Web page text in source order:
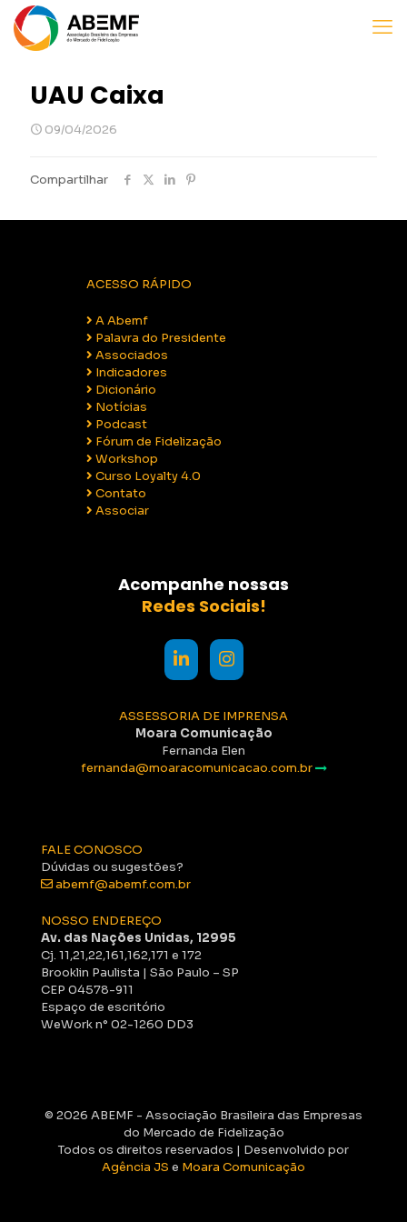
UAU Caixa
09/04/2026
Compartilhar
ACESSO RÁPIDO
A Abemf
Palavra do Presidente
Associados
Indicadores
Dicionário
Notícias
Podcast
Fórum de Fidelização
Workshop
Curso Loyalty 4.0
Contato
Associar
Acompanhe nossas
Redes Sociais!
ASSESSORIA DE IMPRENSA
Moara Comunicação
Fernanda Elen
fernanda@moaracomunicacao.com.br
FALE CONOSCO
Dúvidas ou sugestões?
abemf@abemf.com.br
NOSSO ENDEREÇO
Av. das Nações Unidas, 12995
Cj. 11,21,22,161,162,171 e 172
Brooklin Paulista | São Paulo – SP
CEP 04578-911
Espaço de escritório
WeWork n° 02-1260 DD3
© 2026 ABEMF - Associação Brasileira das Empresas
do Mercado de Fidelização
Todos os direitos reservados | Desenvolvido por
Agência JS e Moara Comunicação